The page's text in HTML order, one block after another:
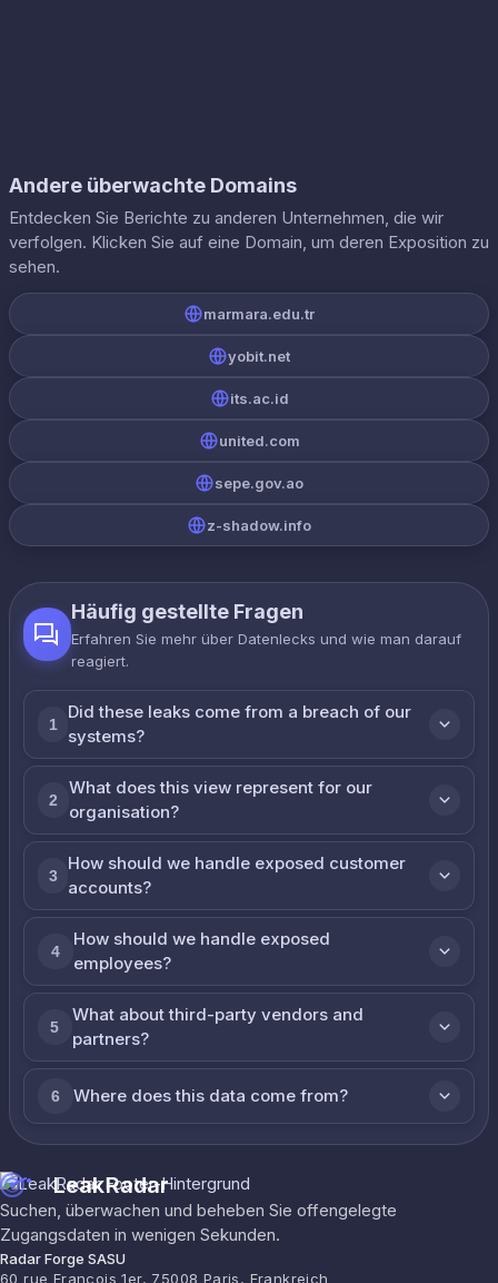
Andere überwachte Domains
Entdecken Sie Berichte zu anderen Unternehmen, die wir
verfolgen. Klicken Sie auf eine Domain, um deren Exposition zu
sehen.
marmara.edu.tr
yobit.net
its.ac.id
united.com
sepe.gov.ao
z-shadow.info
Häufig gestellte Fragen
Erfahren Sie mehr über Datenlecks und wie man darauf
reagiert.
1
Did these leaks come from a breach of our
systems?
2
What does this view represent for our
organisation?
3
How should we handle exposed customer
accounts?
4
How should we handle exposed
employees?
5
What about third-party vendors and
partners?
6 Where does this data come from?
LeakRadar
Suchen, überwachen und beheben Sie offengelegte
Zugangsdaten in wenigen Sekunden.
Radar Forge SASU
60 rue François 1er, 75008 Paris, Frankreich